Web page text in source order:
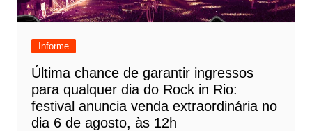
Informe
Última chance de garantir ingressos
para qualquer dia do Rock in Rio:
festival anuncia venda extraordinária no
dia 6 de agosto, às 12h